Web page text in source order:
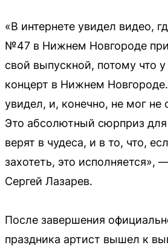
«В интернете увидел видео,
№47 в Нижнем Новгороде
свой выпускной, потому что
концерт в Нижнем
увидел, и, конечно, не мог не
Это абсолютный сюрприз для
верят в чудеса, и в то, что,
захотеть, это исполняется»,
Сергей Лазарев.
После завершения
праздника артист вышел к